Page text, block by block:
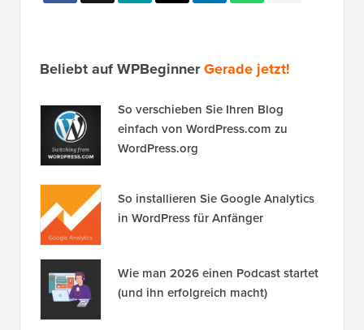
Beliebt auf WPBeginnerGerade jetzt!
So verschieben Sie Ihren Blog
einfach von WordPress.com zu
WordPress.org
So installieren Sie Google Analytics
in WordPress für Anfänger
Wie man 2026 einen Podcast startet
(und ihn erfolgreich macht)